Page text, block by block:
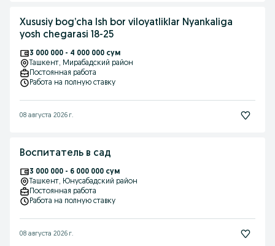
Xususiy bog’cha Ish bor viloyatliklar Nyankaliga
yosh chegarasi 18-25
3 000 000 - 4 000 000 сум
Ташкент, Мирабадский район
Постоянная работа
Работа на полную ставку
08 августа 2026 г.
Воспитатель в сад
3 000 000 - 6 000 000 сум
Ташкент, Юнусабадский район
Постоянная работа
Работа на полную ставку
08 августа 2026 г.